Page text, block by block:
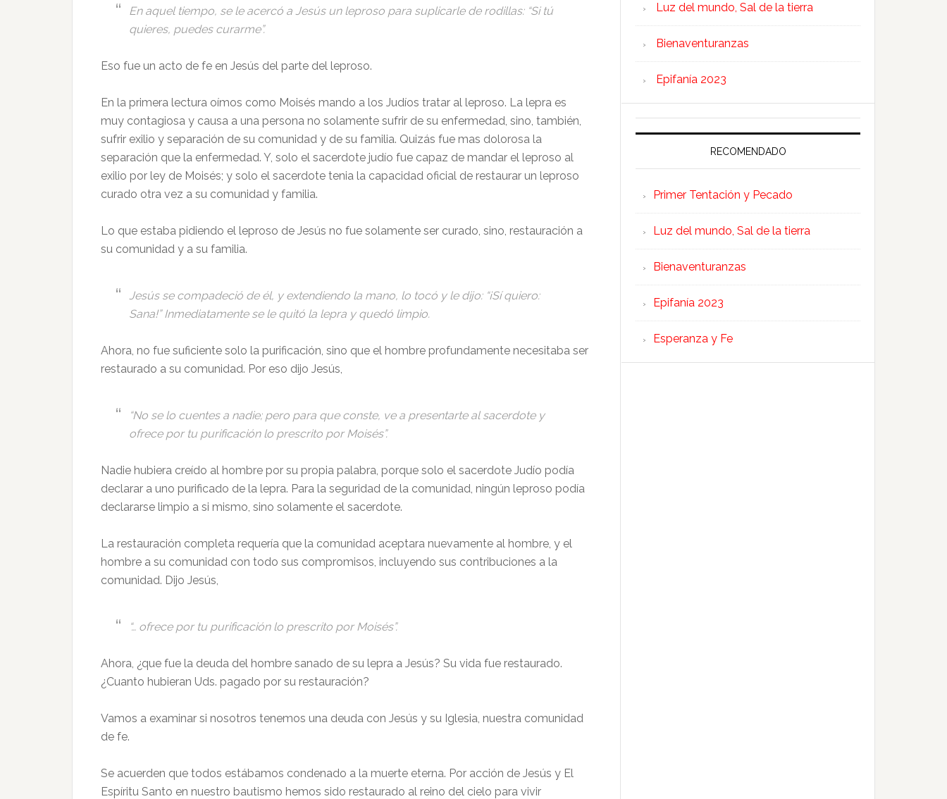
En aquel tiempo, se le acercó a Jesús un leproso para suplicarle de rodillas: “Si tú
quieres, puedes curarme”.
Eso fue un acto de fe en Jesús del parte del leproso.
En la primera lectura oímos como Moisés mando a los Judíos tratar al leproso. La lepra es
muy contagiosa y causa a una persona no solamente sufrir de su enfermedad, sino, también,
sufrir exilio y separación de su comunidad y de su familia. Quizás fue mas dolorosa la
separación que la enfermedad. Y, solo el sacerdote judío fue capaz de mandar el leproso al
exilio por ley de Moisés; y solo el sacerdote tenia la capacidad oficial de restaurar un leproso
curado otra vez a su comunidad y familia.
Lo que estaba pidiendo el leproso de Jesús no fue solamente ser curado, sino, restauración a
su comunidad y a su familia.
Jesús se compadeció de él, y extendiendo la mano, lo tocó y le dijo: “¡Sí quiero:
Sana!” Inmediatamente se le quitó la lepra y quedó limpio.
Ahora, no fue suficiente solo la purificación, sino que el hombre profundamente necesitaba ser
restaurado a su comunidad. Por eso dijo Jesús,
“No se lo cuentes a nadie; pero para que conste, ve a presentarte al sacerdote y
ofrece por tu purificación lo prescrito por Moisés”.
Nadie hubiera creído al hombre por su propia palabra, porque solo el sacerdote Judío podía
declarar a uno purificado de la lepra. Para la seguridad de la comunidad, ningún leproso podía
declararse limpio a si mismo, sino solamente el sacerdote.
La restauración completa requería que la comunidad aceptara nuevamente al hombre, y el
hombre a su comunidad con todo sus compromisos, incluyendo sus contribuciones a la
comunidad. Dijo Jesús,
“… ofrece por tu purificación lo prescrito por Moisés”.
Ahora, ¿que fue la deuda del hombre sanado de su lepra a Jesús? Su vida fue restaurado.
¿Cuanto hubieran Uds. pagado por su restauración?
Vamos a examinar si nosotros tenemos una deuda con Jesús y su Iglesia, nuestra comunidad
de fe.
Se acuerden que todos estábamos condenado a la muerte eterna. Por acción de Jesús y El
Espíritu Santo en nuestro bautismo hemos sido restaurado al reino del cielo para vivir
Luz del mundo, Sal de la tierra
Bienaventuranzas
Epifanía 2023
RECOMENDADO
Primer Tentación y Pecado
Luz del mundo, Sal de la tierra
Bienaventuranzas
Epifanía 2023
Esperanza y Fe